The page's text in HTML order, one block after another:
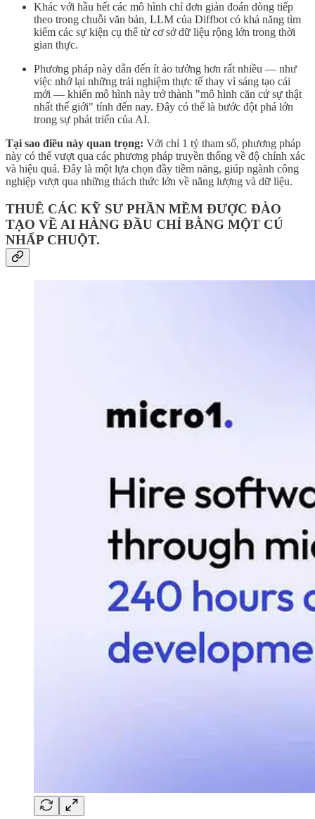
Khác với hầu hết các mô hình chỉ đơn giản đoán dòng tiếp
theo trong chuỗi văn bản, LLM của Diffbot có khả năng tìm
kiếm các sự kiện cụ thể từ cơ sở dữ liệu rộng lớn trong thời
gian thực.
Phương pháp này dẫn đến ít ảo tưởng hơn rất nhiều — như
việc nhớ lại những trải nghiệm thực tế thay vì sáng tạo cái
mới — khiến mô hình này trở thành "mô hình căn cứ sự thật
nhất thế giới" tính đến nay. Đây có thể là bước đột phá lớn
trong sự phát triển của AI.
Tại sao điều này quan trọng: Với chỉ 1 tỷ tham số, phương pháp
này có thể vượt qua các phương pháp truyền thống về độ chính xác
và hiệu quả. Đây là một lựa chọn đầy tiềm năng, giúp ngành công
nghiệp vượt qua những thách thức lớn về năng lượng và dữ liệu.
THUÊ CÁC KỸ SƯ PHẦN MỀM ĐƯỢC ĐÀO
TẠO VỀ AI HÀNG ĐẦU CHỈ BẰNG MỘT CÚ
NHẤP CHUỘT.